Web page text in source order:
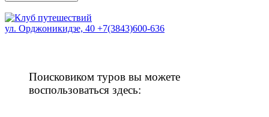
ул. Орджоникидзе, 40 +7(3843)600-636
Поисковиком туров вы можете
воспользоваться здесь: